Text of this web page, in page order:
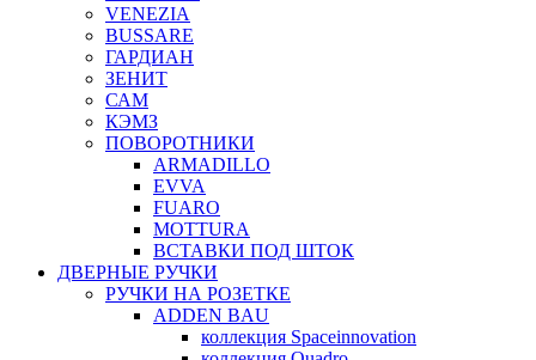
VENEZIA
BUSSARE
ГАРДИАН
ЗЕНИТ
САМ
КЭМЗ
ПОВОРОТНИКИ
ARMADILLO
EVVA
FUARO
MOTTURA
ВСТАВКИ ПОД ШТОК
ДВЕРНЫЕ РУЧКИ
РУЧКИ НА РОЗЕТКЕ
ADDEN BAU
коллекция Spaceinnovation